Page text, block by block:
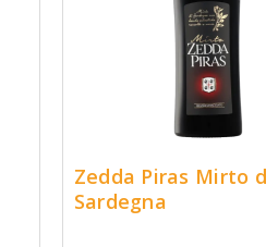
Zedda Piras Mirto
Sardegna